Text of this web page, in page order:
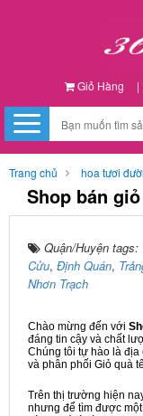
Giỏ Hàng |
Trang chủ hoa tươi
Shop bán
Quận/Huyện tags:
Cửu, Định Quán,
Nhơn Trạch
Chào mừng đến với
đáng tin cậy và chất
Chúng tôi tự hào là địa
và phân phối Giỏ quà
Trên thị trường hiện
nhưng để tìm được